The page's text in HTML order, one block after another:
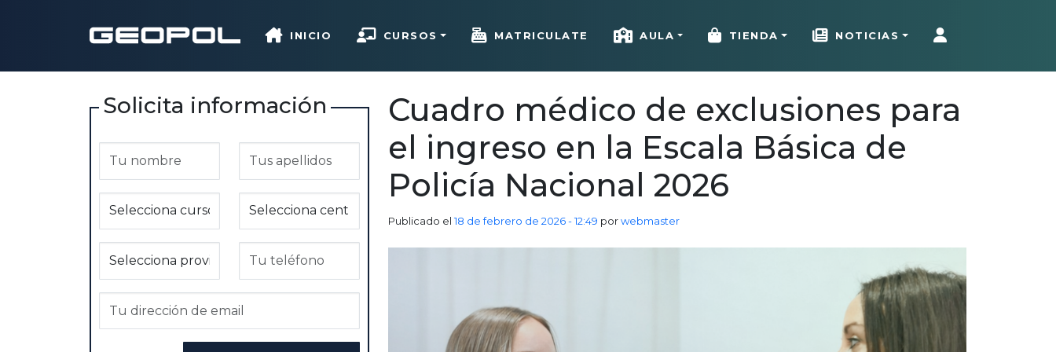
INICIO CURSOS MATRICULATE AULA TIENDA NOTICIAS
Cuadro médico de exclusiones para
el ingreso en la Escala Básica de
Policía Nacional 2026
Publicado el18 de febrero de 2026 - 12:49 porwebmaster
Solicita información